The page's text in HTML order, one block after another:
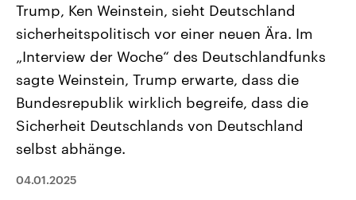
2026
Alle Informationen
Sachsen-Anhalt wählt am 6.
September 2026 einen neuen
Landtag. Seit 2021 wird das
Bundesland von einer Koalition aus
CDU, SPD und FDP regiert.-
Umfragen, Prognosen,
und Hintergründe zu den Parteien
und Kandidaten der anstehenden
Wahl.
Aktuelle Beiträge,
Hintergründe
Wirtschaftlich und
gehören die Vereinigten
den mächtigsten Ländern
mit großem Einfluss auf
aktuelle Weltgeschehen.
Sendungen Programm Podcasts
Trump, Ken Weinstein, sieht Deutschland
sicherheitspolitisch vor einer neuen Ära. Im
„Interview der Woche“ des Deutschlandfunks
sagte Weinstein, Trump erwarte, dass die
Bundesrepublik wirklich begreife, dass die
Sicherheit Deutschlands von Deutschland
selbst abhänge.
04.01.2025